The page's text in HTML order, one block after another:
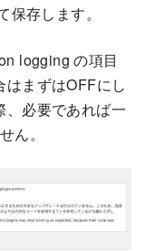
存します。
logging の項目
まずはOFFにし
、必要であれば一
ん。